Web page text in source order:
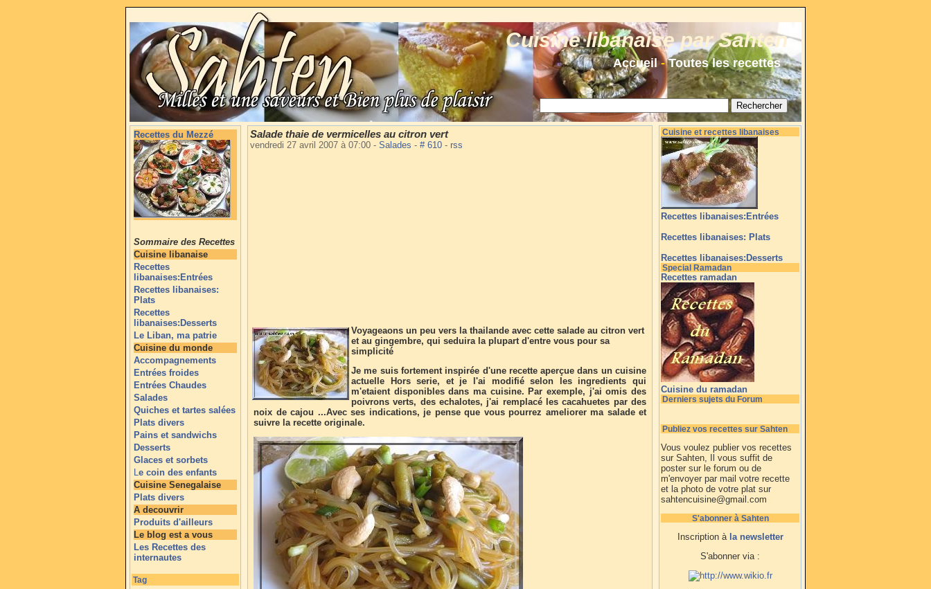
Cuisine libanaise par Sahten
Accueil-Toutes les recettes
Recettes du Mezzé
Sommaire des Recettes
Cuisine libanaise
Recettes
libanaises:Entrées
Recettes libanaises:
Plats
Recettes
libanaises:Desserts
Le Liban, ma patrie
Cuisine du monde
Accompagnements
Entrées froides
Entrées Chaudes
Salades
Quiches et tartes salées
Plats divers
Pains et sandwichs
Desserts
Glaces et sorbets
Le coin des enfants
Cuisine Senegalaise
Plats divers
A decouvrir
Produits d'ailleurs
Le blog est a vous
Les Recettes des
internautes
Tag
Salade thaie de vermicelles au citron vert
vendredi 27 avril 2007 à 07:00 - Salades - # 610 - rss
Voyageaons un peu vers la thailande avec cette salade au citron vert
et au gingembre, qui seduira la plupart d'entre vous pour sa
simplicité
Je me suis fortement inspirée d'une recette aperçue dans un cuisine
actuelle Hors serie, et je l'ai modifié selon les ingredients qui
m'etaient disponibles dans ma cuisine. Par exemple, j'ai omis des
poivrons verts, des echalotes, j'ai remplacé les cacahuetes par des
noix de cajou ...Avec ses indications, je pense que vous pourrez ameliorer ma salade et
suivre la recette originale.
Cuisine et recettes libanaises
Recettes libanaises:Entrées
Recettes libanaises: Plats
Recettes libanaises:Desserts
Special Ramadan
Recettes ramadan
Cuisine du ramadan
Derniers sujets du Forum
Publiez vos recettes sur Sahten
Vous voulez publier vos recettes
sur Sahten, Il vous suffit de
poster sur le forum ou de
m'envoyer par mail votre recette
et la photo de votre plat sur
sahtencuisine@gmail.com
S'abonner à Sahten
Inscription à la newsletter
S'abonner via :